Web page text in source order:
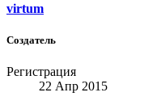
virtum
Создатель
Регистрация
22 Апр 2015